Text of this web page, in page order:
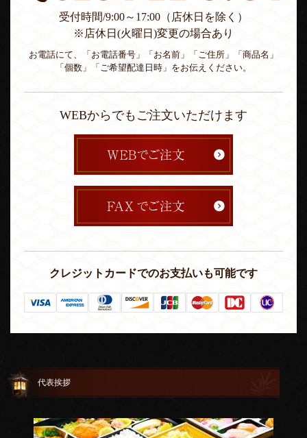
受付時間/9:00～17:00（店休日を除く）
※店休日(火曜日)変更の場合あり
お電話にて、「お電話番号」「お名前」「ご住所」「商品名」
「個数」「ご希望配達日時」をお伝えください。
WEBからでもご注文いただけます
クレジットカードでのお支払いも可能です
代表挨拶